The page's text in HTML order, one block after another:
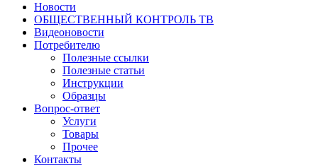
Новости
ОБЩЕСТВЕННЫЙ КОНТРОЛЬ ТВ
Видеоновости
Потребителю
Полезные ссылки
Полезные статьи
Инструкции
Образцы
Вопрос-ответ
Услуги
Товары
Прочее
Контакты